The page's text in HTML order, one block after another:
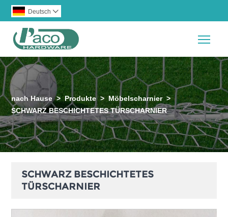
Deutsch 
nach Hause > Produkte > Möbelscharnier >
SCHWARZ BESCHICHTETES TÜRSCHARNIER
SCHWARZ BESCHICHTETES
TÜRSCHARNIER